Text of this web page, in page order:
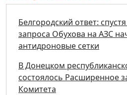
Белгородский ответ:
запроса Обухова на АЗС
антидроновые сетки
В Донецком
состоялось Расширенное
Комитета